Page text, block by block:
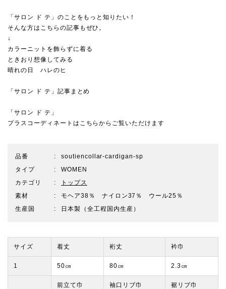
「サロン ド テ」のことをもっと知りたい！
そんな方はこちらの記事もぜひ。
↓
カラーニットを飾らずに着る
ときおり想像してみる
晴れの日 ハレのヒ
「サロン ド テ」記事まとめ
「サロン ド テ」
プラスコーディネートはこちらからご覧いただけます
品番
soutiencollar-cardigan-sp
タイプ
WOMEN
カテゴリ
トップス
素材
モヘア38％ ナイロン37％ ウール25％
生産国
日本製（全工程国内生産）
サイズ 着丈 裄丈 衿巾
1 50㎝ 80㎝ 2.3㎝
前立て巾 袖口リブ巾 裾リブ巾